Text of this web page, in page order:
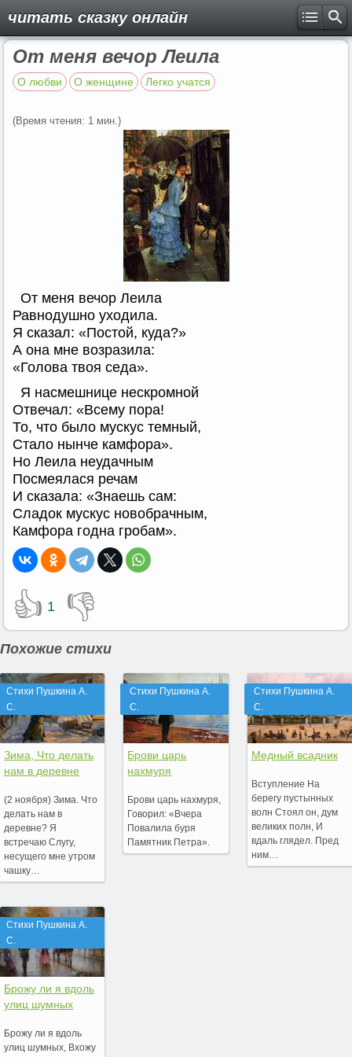
читать сказку онлайн
От меня вечор Леила
О любви О женщине Легко учатся
(Время чтения: 1 мин.)
От меня вечор Леила
Равнодушно уходила.
Я сказал: «Постой, куда?»
А она мне возразила:
«Голова твоя седа».
Я насмешнице нескромной
Отвечал: «Всему пopa!
То, что было мускус темный,
Стало нынче камфора».
Но Леила неудачным
Посмеялася речам
И сказала: «Знаешь сам:
Сладок мускус новобрачным,
Камфора годна гробам».
👍 1 👎
Похожие стихи
Стихи Пушкина А.
С.
Зима, Что делать
нам в деревне
(2 ноября) Зима. Что
делать нам в
деревне? Я
встречаю Слугу,
несущего мне утром
чашку…
Стихи Пушкина А.
С.
Брожу ли я вдоль
улиц шумных
Брожу ли я вдоль
улиц шумных, Вхожу
Стихи Пушкина А.
С.
Брови царь
нахмуря
Брови царь нахмуря,
Говорил: «Вчера
Повалила буря
Памятник Петра».
Стихи Пушкина А.
С.
Медный всадник
Вступление На
берегу пустынных
волн Стоял он, дум
великих полн, И
вдаль глядел. Пред
ним…